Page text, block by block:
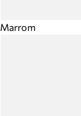
Marrom